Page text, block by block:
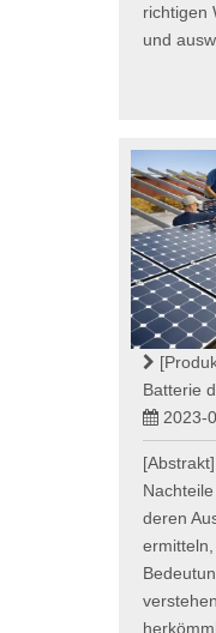
richtigen
und
Batterie
2023-
deren